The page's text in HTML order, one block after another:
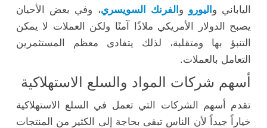
الياباني و اليورو و الفرنك السويسري، وفي بعض الأحيان
يصبح الدولار الأمريكي ملاذًا آمنًا ولكن العملات لا يمكن
التنبؤ بها ومتقلبة، لذلك يتفادى معظم المستثمرين
التعامل بالعملات.
أسهم شركات المواد والسلع الاستهلاكية
تقدم أسهم الشركات التي تعمل في السلع الاستهلاكية
خياراً جيداً لأن الناس تبقى بحاجة إلى الكثير من المنتجات